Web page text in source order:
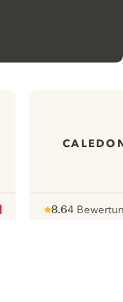
8.64